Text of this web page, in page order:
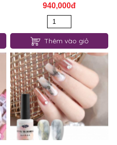
940,000đ
Thêm vào giỏ